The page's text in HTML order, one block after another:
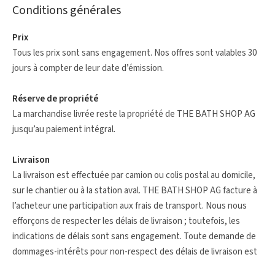
Conditions générales
Prix
Tous les prix sont sans engagement. Nos offres sont valables 30
jours à compter de leur date d’émission.
Réserve de propriété
La marchandise livrée reste la propriété de THE BATH SHOP AG
jusqu’au paiement intégral.
Livraison
La livraison est effectuée par camion ou colis postal au domicile,
sur le chantier ou à la station aval. THE BATH SHOP AG facture à
l’acheteur une participation aux frais de transport. Nous nous
efforçons de respecter les délais de livraison ; toutefois, les
indications de délais sont sans engagement. Toute demande de
dommages-intérêts pour non-respect des délais de livraison est